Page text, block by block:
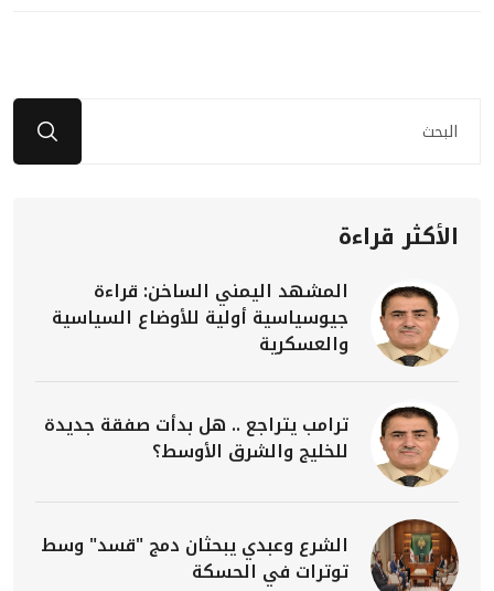
الأكثر قراءة
المشهد اليمني الساخن: قراءة
جيوسياسية أولية للأوضاع السياسية
والعسكرية
ترامب يتراجع .. هل بدأت صفقة جديدة
للخليج والشرق الأوسط؟
الشرع وعبدي يبحثان دمج "قسد" وسط
توترات في الحسكة